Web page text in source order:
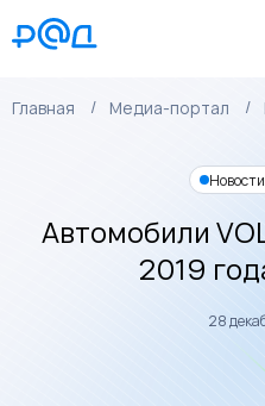
Главная Медиа-портал
Автомобили
2019
28